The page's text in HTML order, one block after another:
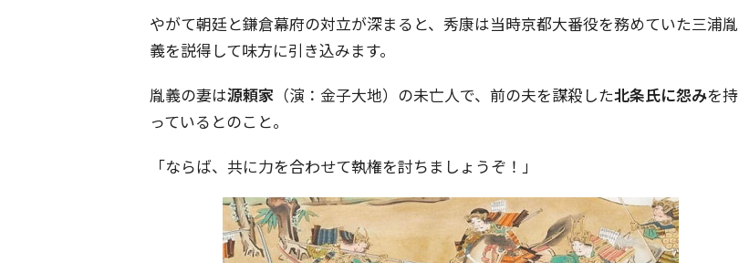
やがて朝廷と鎌倉幕府の対立が深まると、秀康は当時京都大番役を務めていた三浦胤
義を説得して味方に引き込みます。
胤義の妻は源頼家 （演：金子大地）の未亡人で、前の夫を謀殺した北条氏に怨みを持
っているとのこと。
「ならば、共に力を合わせて執権を討ちましょうぞ！」